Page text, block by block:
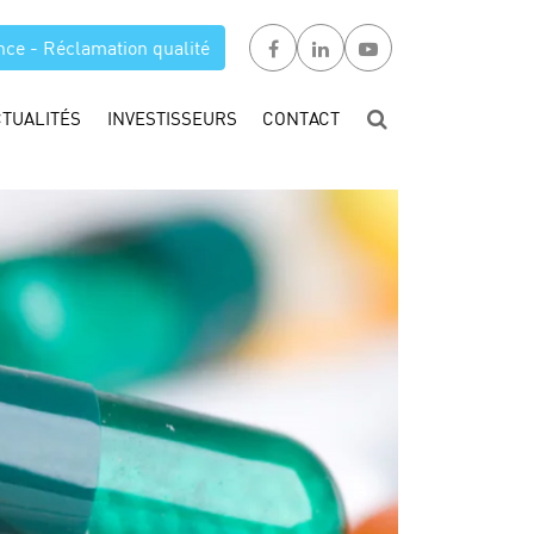
- Réclamation qualité
INVESTISSEURS CONTACT